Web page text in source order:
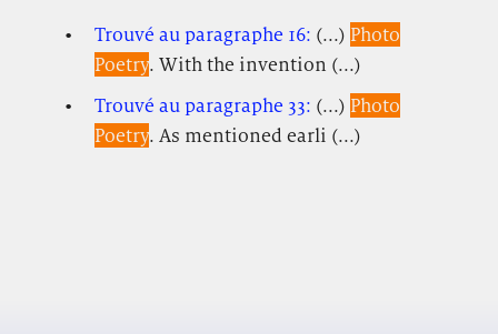
Trouvé au paragraphe 16: (...) Photo
Poetry. With the invention (...)
Trouvé au paragraphe 33: (...) Photo
Poetry. As mentioned earli (...)